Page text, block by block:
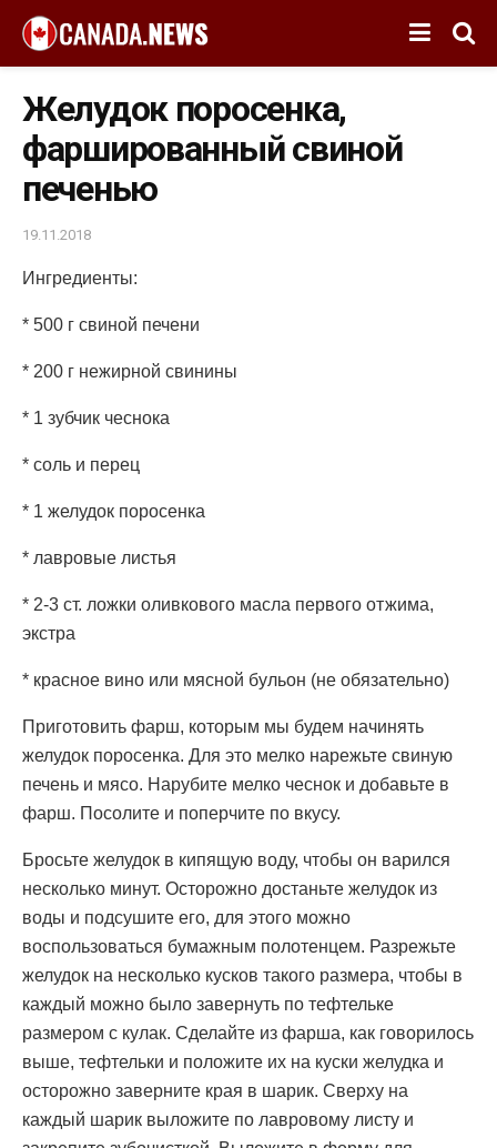
Желудок поросенка,
фаршированный свиной
печенью
19.11.2018
Ингредиенты:
* 500 г свиной печени
* 200 г нежирной свинины
* 1 зубчик чеснока
* соль и перец
* 1 желудок поросенка
* лавровые листья
* 2-3 ст. ложки оливкового масла первого отжима,
экстра
* красное вино или мясной бульон (не обязательно)
Приготовить фарш, которым мы будем начинять
желудок поросенка. Для это мелко нарежьте свиную
печень и мясо. Нарубите мелко чеснок и добавьте в
фарш. Посолите и поперчите по вкусу.
Бросьте желудок в кипящую воду, чтобы он варился
несколько минут. Осторожно достаньте желудок из
воды и подсушите его, для этого можно
воспользоваться бумажным полотенцем. Разрежьте
желудок на несколько кусков такого размера, чтобы в
каждый можно было завернуть по тефтельке
размером с кулак. Сделайте из фарша, как говорилось
выше, тефтельки и положите их на куски желудка и
осторожно заверните края в шарик. Сверху на
каждый шарик выложите по лавровому листу и